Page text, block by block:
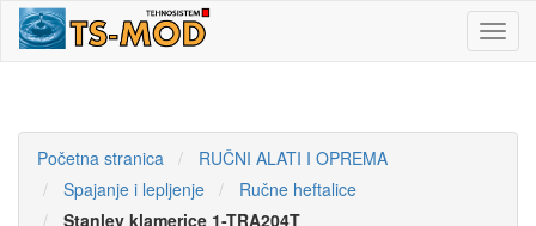
Početna stranica
RUČNI ALATI I OPREMA
Spajanje i lepljenje
Ručne heftalice
Stanley klamerice 1-TRA204T